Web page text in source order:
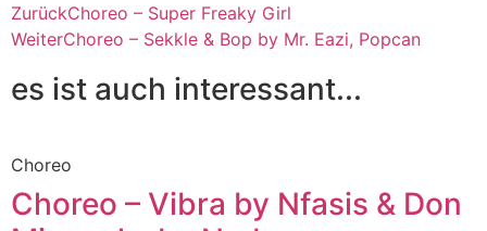
ZurückChoreo – Super Freaky Girl
WeiterChoreo – Sekkle & Bop by Mr. Eazi, Popcan
es ist auch interessant...
Choreo
Choreo – Vibra by Nfasis & Don